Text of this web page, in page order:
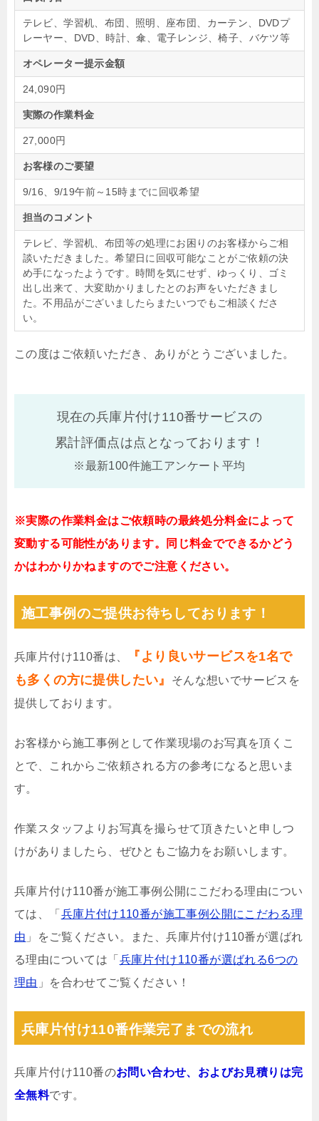
テレビ、学習机、布団、照明、座布団、カーテン、DVDプ
レーヤー、DVD、時計、傘、電子レンジ、椅子、バケツ等
オペレーター提示金額
24,090円
実際の作業料金
27,000円
お客様のご要望
9/16、9/19午前～15時までに回収希望
担当のコメント
テレビ、学習机、布団等の処理にお困りのお客様からご相
談いただきました。希望日に回収可能なことがご依頼の決
め手になったようです。時間を気にせず、ゆっくり、ゴミ
出し出来て、大変助かりましたとのお声をいただきまし
た。不用品がございましたらまたいつでもご相談くださ
い。
この度はご依頼いただき、ありがとうございました。
現在の兵庫片付け110番サービスの
累計評価点は点となっております！
※最新100件施工アンケート平均
※実際の作業料金はご依頼時の最終処分料金によって
変動する可能性があります。同じ料金でできるかどう
かはわかりかねますのでご注意ください。
施工事例のご提供お待ちしております！
兵庫片付け110番は、
『より良いサービスを1名で
も多くの方に提供したい』
そんな想いでサービスを
提供しております。
お客様から施工事例として作業現場のお写真を頂くこ
とで、これからご依頼される方の参考になると思いま
す。
作業スタッフよりお写真を撮らせて頂きたいと申しつ
けがありましたら、ぜひともご協力をお願いします。
兵庫片付け110番が施工事例公開にこだわる理由につい
ては、「 兵庫片付け110番が施工事例公開にこだわる理
由 」をご覧ください。また、兵庫片付け110番が選ばれ
る理由については「 兵庫片付け110番が選ばれる6つの
理由 」を合わせてご覧ください！
兵庫片付け110番作業完了までの流れ
兵庫片付け110番のお問い合わせ、およびお見積りは完
全無料です。